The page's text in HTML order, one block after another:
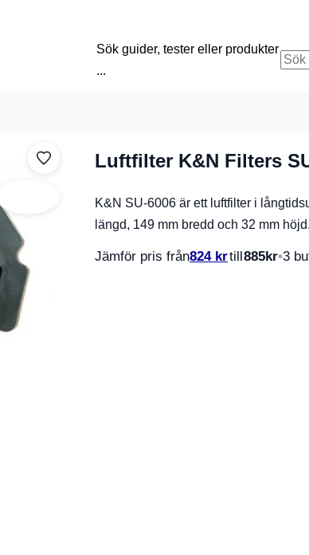
Sök guider, tester eller produkter
...
Luftfilter K&N Filters
K&N SU-6006 är ett luftfilter i
längd, 149 mm bredd och 32 mm
Jämför pris från824 krtill885kr 3